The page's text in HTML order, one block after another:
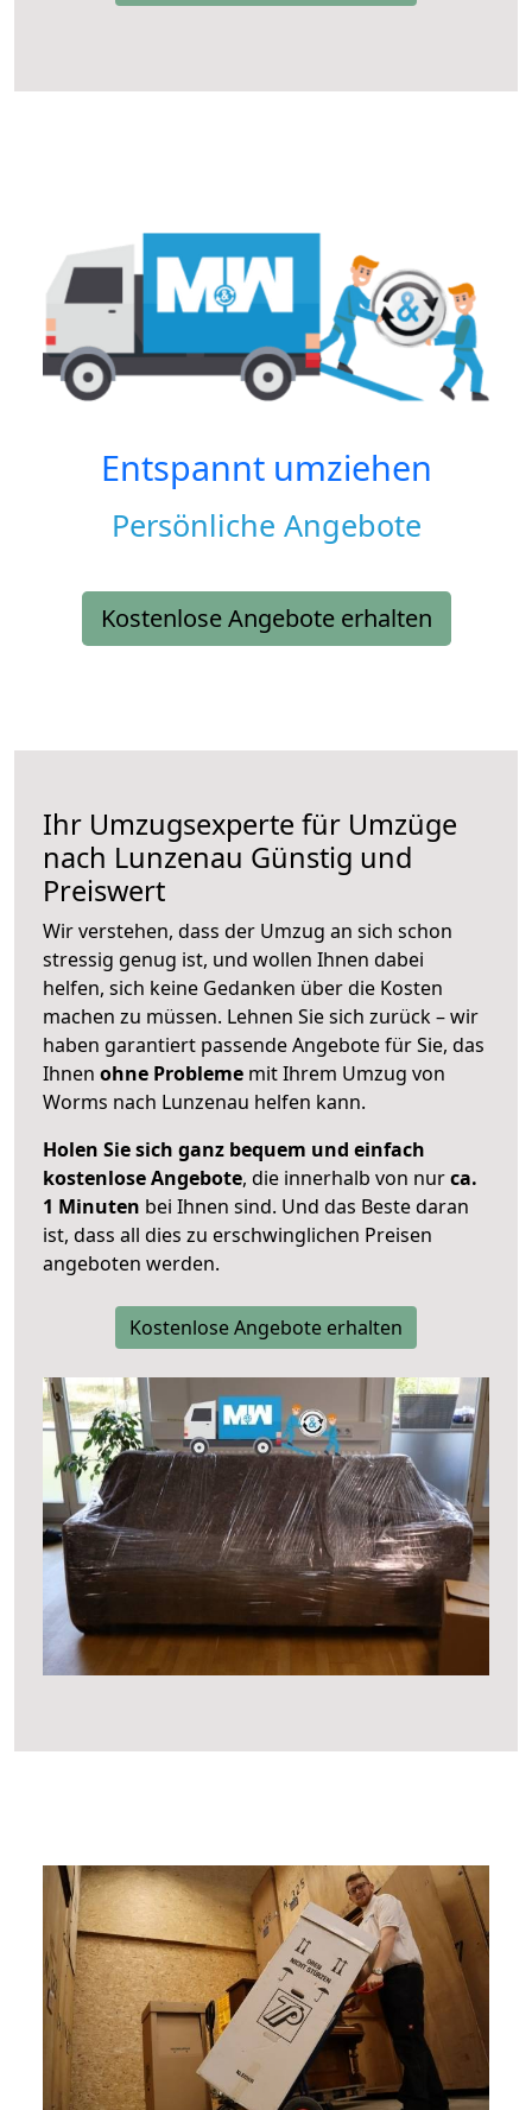
Entspannt umziehen
Persönliche Angebote
Kostenlose Angebote erhalten
Ihr Umzugsexperte für Umzüge
nach Lunzenau Günstig und
Preiswert
Wir verstehen, dass der Umzug an sich schon
stressig genug ist, und wollen Ihnen dabei
helfen, sich keine Gedanken über die Kosten
machen zu müssen. Lehnen Sie sich zurück – wir
haben garantiert passende Angebote für Sie, das
Ihnen ohne Probleme mit Ihrem Umzug von
Worms nach Lunzenau helfen kann.
Holen Sie sich ganz bequem und einfach
kostenlose Angebote, die innerhalb von nurca.
1 Minuten bei Ihnen sind. Und das Beste daran
ist, dass all dies zu erschwinglichen Preisen
angeboten werden.
Kostenlose Angebote erhalten